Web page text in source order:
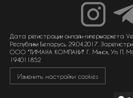
мужская парфюмерия
унисекс парфюмерия
доставка и оплата
как совершить покупку
политика обработки
политика обработки файлов
Дата регистрации онлайн-гипермаркета
Республики Беларусь 29.04.2017.
ООО "ТИМАНА КОМПАНИ" Г. Минск, Ул. П.
194011852
Изменить настройки cookies